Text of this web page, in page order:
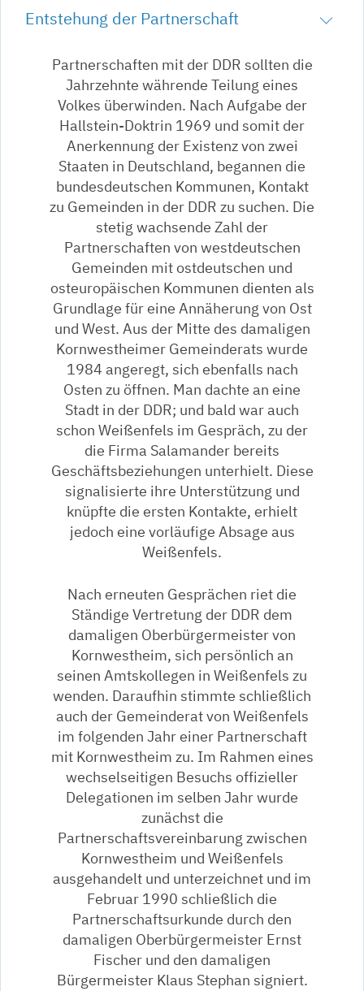
Entstehung der Partnerschaft
Partnerschaften mit der DDR sollten die
Jahrzehnte währende Teilung eines
Volkes überwinden. Nach Aufgabe der
Hallstein-Doktrin 1969 und somit der
Anerkennung der Existenz von zwei
Staaten in Deutschland, begannen die
bundesdeutschen Kommunen, Kontakt
zu Gemeinden in der DDR zu suchen. Die
stetig wachsende Zahl der
Partnerschaften von westdeutschen
Gemeinden mit ostdeutschen und
osteuropäischen Kommunen dienten als
Grundlage für eine Annäherung von Ost
und West. Aus der Mitte des damaligen
Kornwestheimer Gemeinderats wurde
1984 angeregt, sich ebenfalls nach
Osten zu öffnen. Man dachte an eine
Stadt in der DDR; und bald war auch
schon Weißenfels im Gespräch, zu der
die Firma Salamander bereits
Geschäftsbeziehungen unterhielt. Diese
signalisierte ihre Unterstützung und
knüpfte die ersten Kontakte, erhielt
jedoch eine vorläufige Absage aus
Weißenfels.
Nach erneuten Gesprächen riet die
Ständige Vertretung der DDR dem
damaligen Oberbürgermeister von
Kornwestheim, sich persönlich an
seinen Amtskollegen in Weißenfels zu
wenden. Daraufhin stimmte schließlich
auch der Gemeinderat von Weißenfels
im folgenden Jahr einer Partnerschaft
mit Kornwestheim zu. Im Rahmen eines
wechselseitigen Besuchs offizieller
Delegationen im selben Jahr wurde
zunächst die
Partnerschaftsvereinbarung zwischen
Kornwestheim und Weißenfels
ausgehandelt und unterzeichnet und im
Februar 1990 schließlich die
Partnerschaftsurkunde durch den
damaligen Oberbürgermeister Ernst
Fischer und den damaligen
Bürgermeister Klaus Stephan signiert.